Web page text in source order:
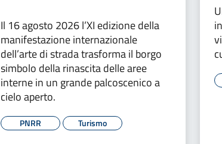
Il 16 agosto 2026 l’XI edizione della
manifestazione internazionale
dell’arte di strada trasforma il borgo
simbolo della rinascita delle aree
interne in un grande palcoscenico a
cielo aperto.
PNRR Turismo